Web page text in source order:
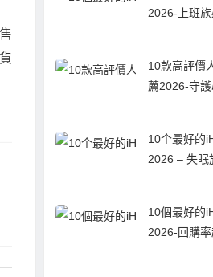
2026-上班
單，告別酸
10款高評價
薦2026-守護
最佳拍檔，
10个最好的
2026 – 失眠
10個最好的
2026-回購率